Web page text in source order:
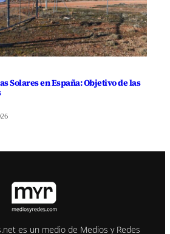
Solares en España: Objetivo de las
es un medio de Medios y Redes